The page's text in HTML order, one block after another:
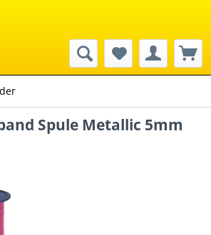
Spule Metallic 5mm